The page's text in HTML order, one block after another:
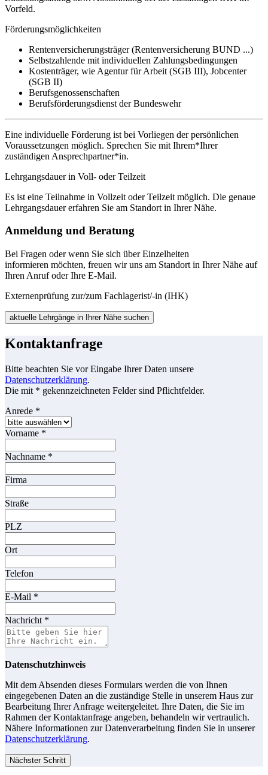
Vorfeld.
Förderungsmöglichkeiten
Rentenversicherungsträger (Rentenversicherung BUND ...)
Selbstzahlende mit individuellen Zahlungsbedingungen
Kostenträger, wie Agentur für Arbeit (SGB III), Jobcenter
(SGB II)
Berufsgenossenschaften
Berufsförderungsdienst der Bundeswehr
Eine individuelle Förderung ist bei Vorliegen der persönlichen
Voraussetzungen möglich. Sprechen Sie mit Ihrem*Ihrer
zuständigen Ansprechpartner*in.
Lehrgangsdauer in Voll- oder Teilzeit
Es ist eine Teilnahme in Vollzeit oder Teilzeit möglich. Die genaue
Lehrgangsdauer erfahren Sie am Standort in Ihrer Nähe.
Anmeldung und Beratung
Bei Fragen oder wenn Sie sich über Einzelheiten
informieren möchten, freuen wir uns am Standort in Ihrer Nähe auf
Ihren Anruf oder Ihre E-Mail.
Externenprüfung zur/zum Fachlagerist/-in (IHK)
aktuelle Lehrgänge in Ihrer Nähe suchen
Kontaktanfrage
Bitte beachten Sie vor Eingabe Ihrer Daten unsere
Datenschutzerklärung.
Die mit * gekennzeichneten Felder sind Pflichtfelder.
Anrede *
Vorname *
Nachname *
Firma
Straße
PLZ
Ort
Telefon
E-Mail *
Nachricht *
Datenschutzhinweis
Mit dem Absenden dieses Formulars werden die von Ihnen
eingegebenen Daten an die zuständige Stelle in unserem Haus zur
Bearbeitung Ihrer Anfrage weitergeleitet. Ihre Daten, die Sie im
Rahmen der Kontaktanfrage angeben, behandeln wir vertraulich.
Nähere Informationen zur Datenverarbeitung finden Sie in unserer
Datenschutzerklärung.
Nächster Schritt